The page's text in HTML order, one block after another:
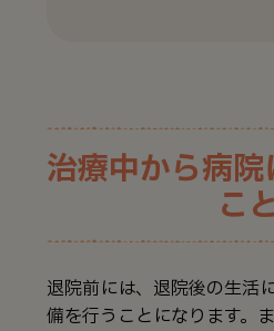
治療中から病
こと
退院前には、退院後の生活
備を行うことになります。